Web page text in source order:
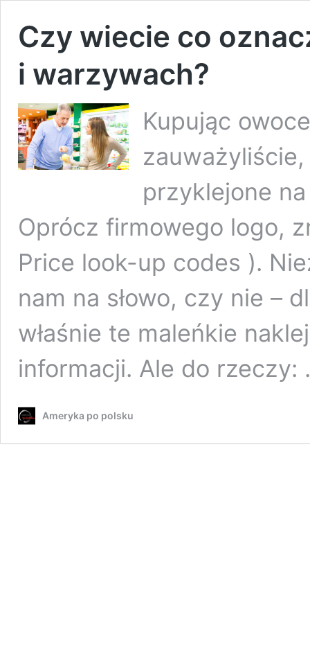
Czy wiecie co
i warzywach?
Kupując
przyklejone
Oprócz firmowego logo,
Price look-up codes ).
nam na słowo, czy nie –
właśnie te maleńkie
informacji. Ale do
Ameryka po polsku